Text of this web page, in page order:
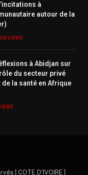
à
autour de la
VIEWS
à Abidjan sur
du secteur privé
la santé en Afrique
| COTE D'IVOIRE |